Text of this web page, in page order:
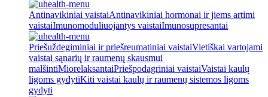
Antinavikiniai vaistaiAntinavikiniai hormonai ir jiems artimi
vaistaiImunomoduliuojantys vaistaiImunosupresantai
Priešuždegiminiai ir priešreumatiniai vaistaiVietiškai vartojami
vaistai sąnarių ir raumenų skausmui
malšintiMiorelaksantaiPriešpodagriniai vaistaiVaistai kaulų
ligoms gydytiKiti vaistai kaulų ir raumenų sistemos ligoms
gydyti